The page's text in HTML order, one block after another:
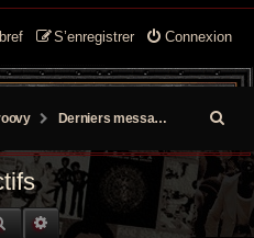
Connexion
S’enregistrer
Derniers messages actifs
e
RECHERCHE GROOVY
RECHERCHE AVANCÉE